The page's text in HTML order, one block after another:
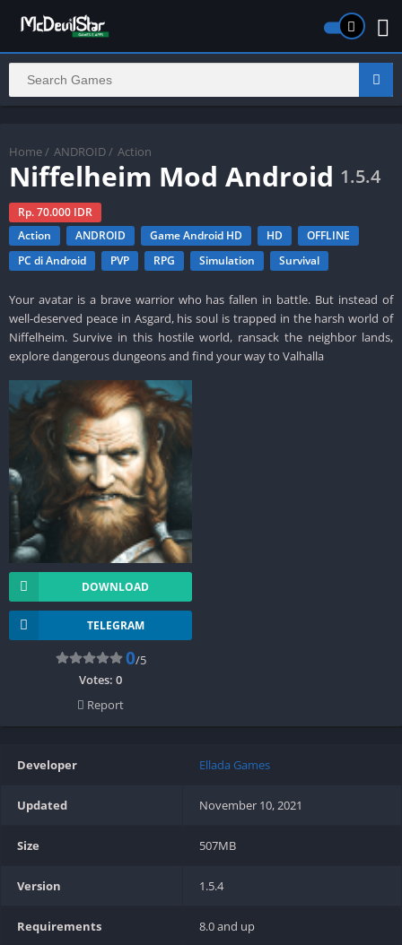
Home / ANDROID / Action
Niffelheim Mod Android 1.5.4
Rp. 70.000 IDR
Action
ANDROID Game Android HD HD
OFFLINE
PC di Android
PVP RPG Simulation Survival
Your avatar is a brave warrior who has fallen in battle. But instead of
well-deserved peace in Asgard, his soul is trapped in the harsh world of
Niffelheim. Survive in this hostile world, ransack the neighbor lands,
explore dangerous dungeons and find your way to Valhalla
DOWNLOAD
TELEGRAM
0/5
Votes: 0
Report
Developer Ellada Games
Updated November 10, 2021
Size 507MB
Version 1.5.4
Requirements 8.0 and up